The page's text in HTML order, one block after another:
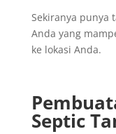
Sekiranya punya
Anda yang
ke lokasi Anda.
Septic